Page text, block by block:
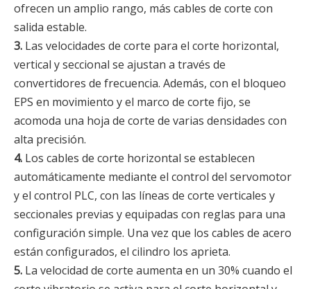
ofrecen un amplio rango, más cables de corte con
salida estable.
3. Las velocidades de corte para el corte horizontal,
vertical y seccional se ajustan a través de
convertidores de frecuencia. Además, con el bloqueo
EPS en movimiento y el marco de corte fijo, se
acomoda una hoja de corte de varias densidades con
alta precisión.
4. Los cables de corte horizontal se establecen
automáticamente mediante el control del servomotor
y el control PLC, con las líneas de corte verticales y
seccionales previas y equipadas con reglas para una
configuración simple. Una vez que los cables de acero
están configurados, el cilindro los aprieta.
5. La velocidad de corte aumenta en un 30% cuando el